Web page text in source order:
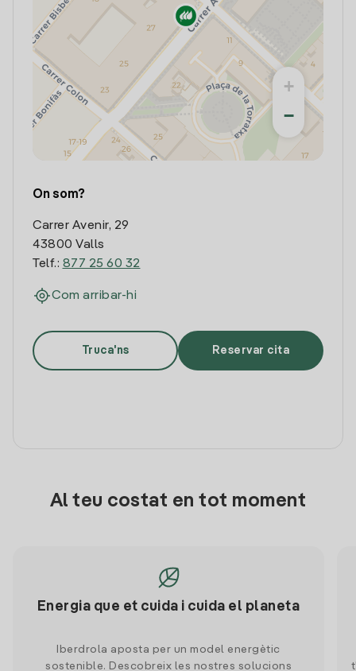
+
−
On som?
Carrer Avenir, 29
43800 Valls
Telf.: 877 25 60 32
Com arribar-hi
Truca'ns Reservar cita
Al teu costat en tot moment
Energia que et cuida i cuida el planeta
Iberdrola aposta per un model energètic
sostenible. Descobreix les nostres solucions